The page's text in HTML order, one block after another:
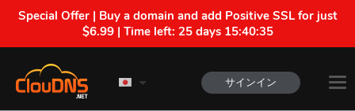
Special Offer | Buy a domain and add Positive SSL for just
$6.99 | Time left: 25 days 15:40:35
サインイン